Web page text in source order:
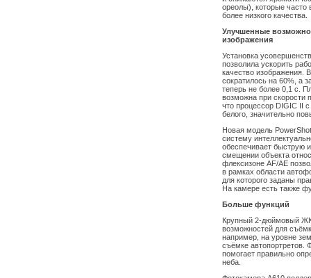
ореолы), которые часто
более низкого качества.
Улучшенные
изображения
Установка
позволила ускорить
качество изображения.
сократилось на 60%, а
теперь не более 0,1 с.
возможна при скорости
что процессор DIGIC II
белого, значительно
Новая модель
систему
обеспечивает быструю
смещении объекта
флексизоне AF/AE
в рамках области
для которого заданы
На камере есть также
Больше функций
Крупный 2-дюймовый
возможностей для
например, на уровне
съёмке автопортретов.
помогает правильно
неба.